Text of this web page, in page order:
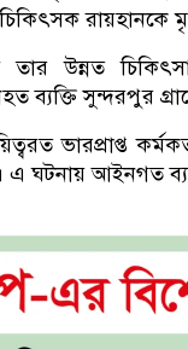
রায়হানকে
উন্নত
ব্যক্তি সুন্দরপুর
ভারপ্রাপ্ত
ঘটনায় আইনগত